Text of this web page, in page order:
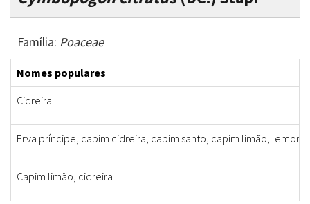
Família: Poaceae
Nomes populares
Cidreira
Erva príncipe, capim cidreira, capim santo, capim limão, lemon
Capim limão, cidreira